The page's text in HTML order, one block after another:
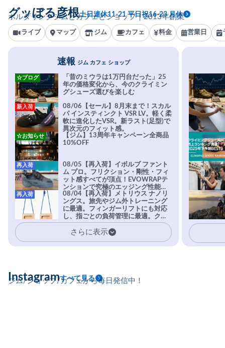
ボルダリングジムとカフェとショップ｜2013年創業
グッぼる彦根土日連休11-21 平日祝16-23 月休
ライブ マップ ジム カフェ 料金 営業日
速報 ジム カフェ ショップ
「昔のミウラは1万円台だった」25
年の価格変化から、今のクライミン
グシューズ選びを楽しむ
☆ブログ
08/06【セール】8月末まで！スカル
パ インスティンクト VSR LV。軽く柔
軟に進化したVSR。新ラスト(足型)で
異次元のフィット感。
新入荷
【ジム】13周年キャンペーン全商品
10%OFF
☆お知らせ
08/05【再入荷】イボルブ ファント
ム プロ。フリクション・剛性・フィ
ット感すべてが頂点！EVOWRAPテ
ンションで究極のエッジング性能を
実現。進化系ラバーEvo-74はTRAX
を凌駕する粘着力で極小ホールドに
安心感。
再入荷
08/04【再入荷】メトリウス ナノリ
ングス。旅先やジム外トレーニング
に最適。フィンガーリフトにも対応
し、指ごとの負荷管理に最適。クラ
イマーの指を本気で鍛えるギア。
再入荷
さらに表示
ジム/ショップ/カフェから毎日発信中！
Instagramすべて見る